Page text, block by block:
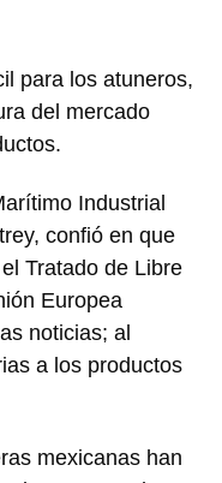
para los atuneros,
del mercado
Industrial
confió en que
Tratado de Libre
Europea
noticias; al
a los productos
mexicanas han